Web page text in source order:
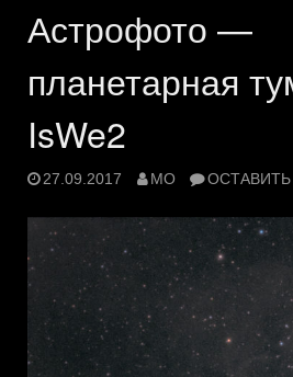
Астрофото —
планетарная
IsWe2
27.09.2017 MO